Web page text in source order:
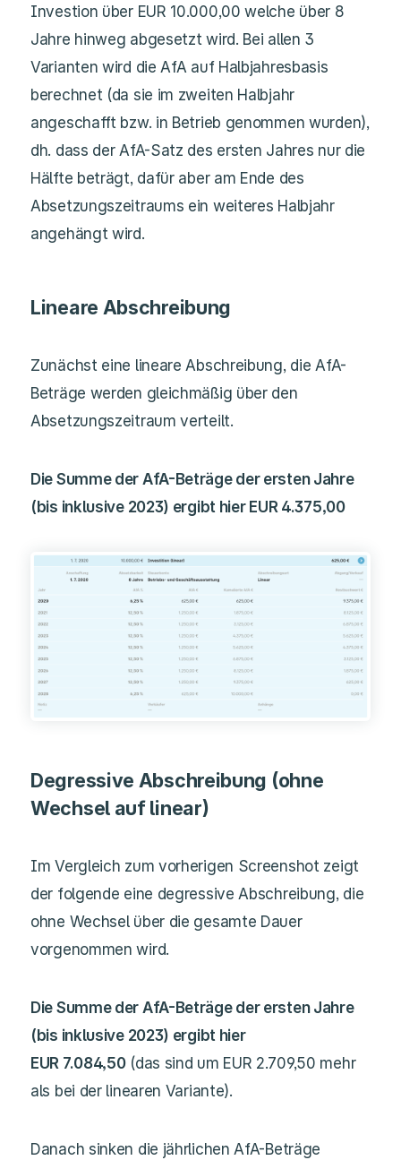
Investion über EUR 10.000,00 welche über 8
Jahre hinweg abgesetzt wird. Bei allen 3
Varianten wird die AfA auf Halbjahresbasis
berechnet (da sie im zweiten Halbjahr
angeschafft bzw. in Betrieb genommen wurden),
dh. dass der AfA-Satz des ersten Jahres nur die
Hälfte beträgt, dafür aber am Ende des
Absetzungszeitraums ein weiteres Halbjahr
angehängt wird.
Lineare Abschreibung
Zunächst eine lineare Abschreibung, die AfA-
Beträge werden gleichmäßig über den
Absetzungszeitraum verteilt.
Die Summe der AfA-Beträge der ersten Jahre
(bis inklusive 2023) ergibt hier EUR 4.375,00
Degressive Abschreibung (ohne
Wechsel auf linear)
Im Vergleich zum vorherigen Screenshot zeigt
der folgende eine degressive Abschreibung, die
ohne Wechsel über die gesamte Dauer
vorgenommen wird.
Die Summe der AfA-Beträge der ersten Jahre
(bis inklusive 2023) ergibt hier
EUR 7.084,50(das sind um EUR 2.709,50 mehr
als bei der linearen Variante).
Danach sinken die jährlichen AfA-Beträge